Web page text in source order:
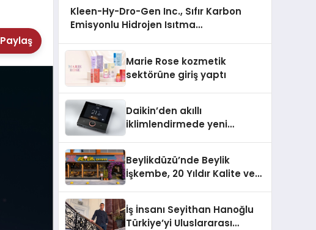
Paylaş
Kleen-Hy-Dro-Gen Inc., Sıfır Karbon
Emisyonlu Hidrojen Isıtma
Onaylarını Aldı
Marie Rose kozmetik
sektörüne giriş yaptı
Daikin’den akıllı
iklimlendirmede yeni
Beylikdüzü’nde Beylik
İşkembe, 20 Yıldır Kalite ve
İş İnsanı Seyithan Hanoğlu
Türkiye’yi Uluslararası